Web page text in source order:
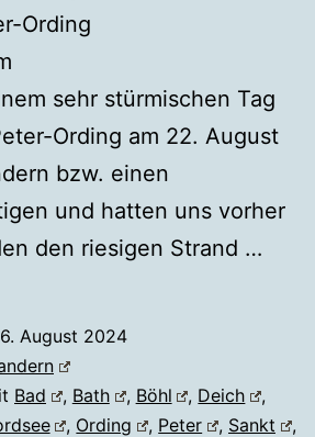
Ording
sehr stürmischen Tag
Ording am 22. August
bzw. einen
und hatten uns vorher
den riesigen Strand …
August 2024
Bad , Bath , Böhl , Deich
,
, Ording , Peter , Sankt
,